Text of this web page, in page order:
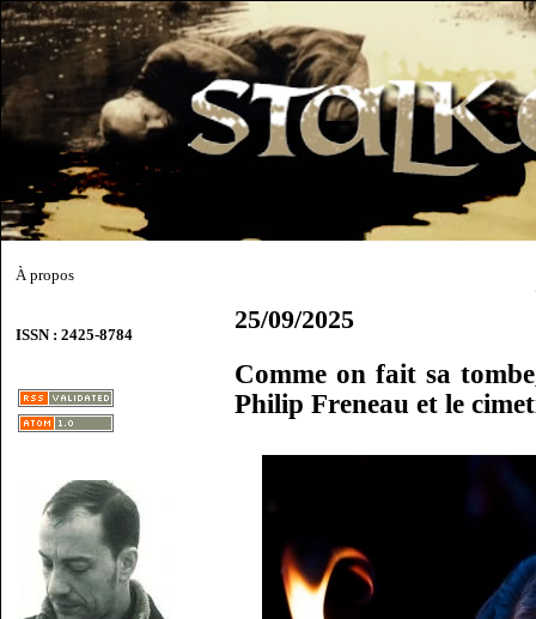
À propos
ISSN : 2425-8784
25/09/2025
Comme on fait sa
Philip Freneau et le